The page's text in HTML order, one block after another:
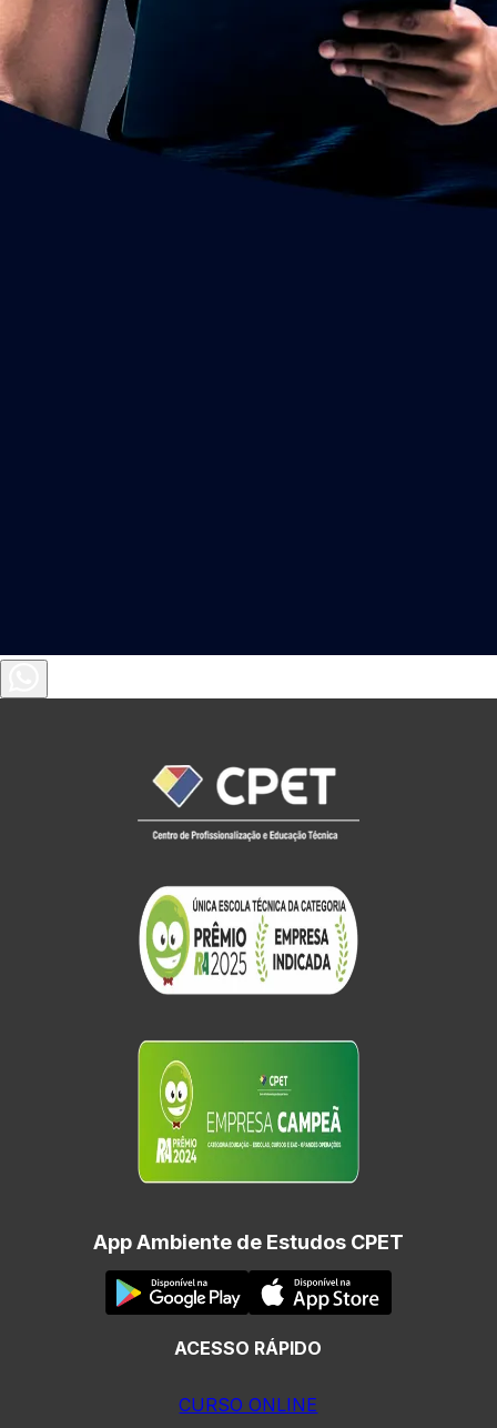
App Ambiente de Estudos CPET
ACESSO RÁPIDO
CURSO ONLINE